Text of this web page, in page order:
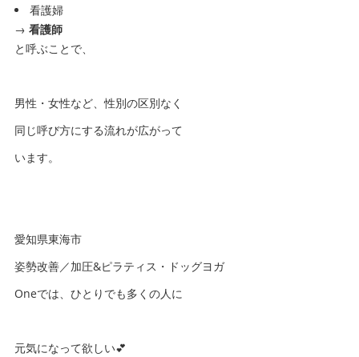
看護婦
→ 看護師
と呼ぶことで、
男性・女性など、性別の区別なく
同じ呼び方にする流れが広がって
います。
愛知県東海市
姿勢改善／加圧&ピラティス・ドッグヨガ
Oneでは、ひとりでも多くの人に
元気になって欲しい💕